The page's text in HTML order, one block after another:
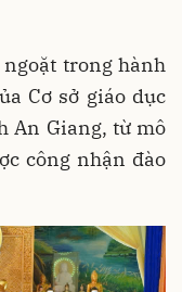
trong hành
Cơ sở giáo dục
An Giang, từ mô
công nhận đào